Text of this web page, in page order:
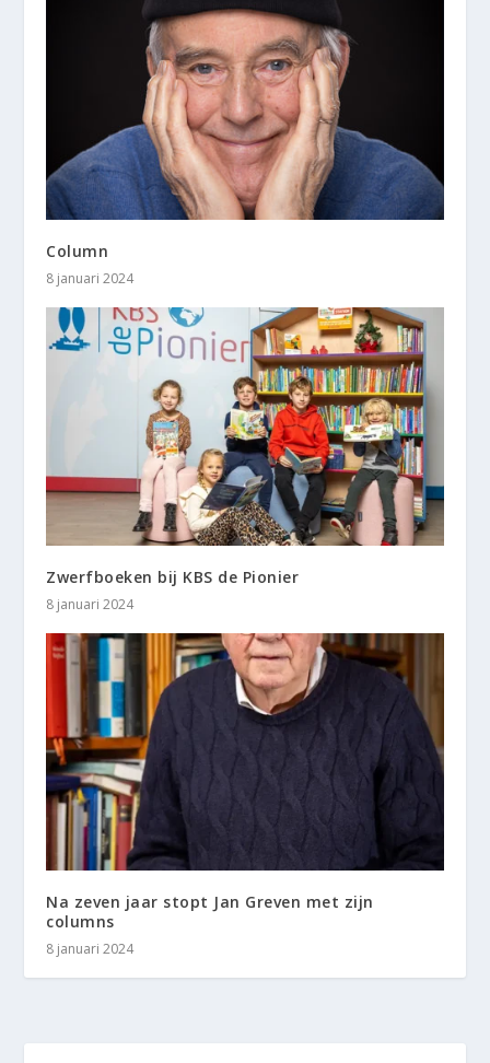
Column
8 januari 2024
Zwerfboeken bij KBS de Pionier
8 januari 2024
Na zeven jaar stopt Jan Greven met zijn
columns
8 januari 2024